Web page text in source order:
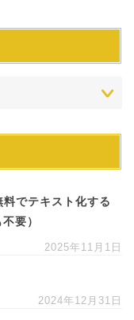
でテキスト化する
要）
2025年11月1日
2024年12月31日